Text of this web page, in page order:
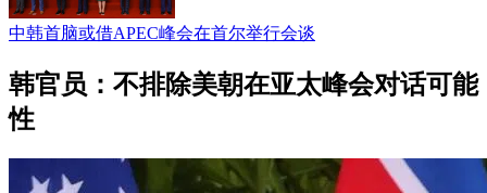
中韩首脑或借APEC峰会在首尔举行会谈
韩官员：不排除美朝在亚太峰会对话可能
性